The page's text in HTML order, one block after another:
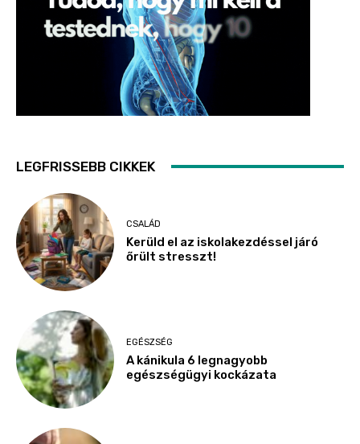
LEGFRISSEBB CIKKEK
CSALÁD
Kerüld el az iskolakezdéssel járó
őrült stresszt!
EGÉSZSÉG
A kánikula 6 legnagyobb
egészségügyi kockázata